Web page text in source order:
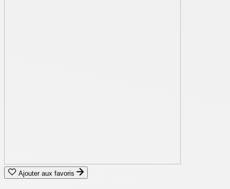
Ajouter aux favoris